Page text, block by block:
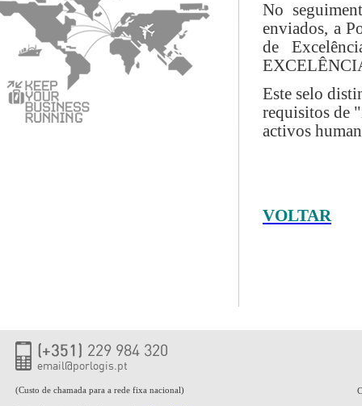
No
enviados, a
de
Este selo
requisitos de
activos
VOLTAR
(Custo de chamada para a rede fixa nacional)